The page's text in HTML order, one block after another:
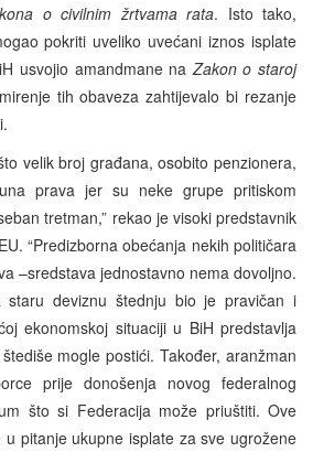
o civilnim žrtvama rata. Isto tako,
pokriti uveliko uvećani iznos isplate
usvojio amandmane na Zakon o staroj
tih obaveza zahtijevalo bi rezanje
velik broj građana, osobito penzionera,
prava jer su neke grupe pritiskom
tretman,” rekao je visoki predstavnik
“Predizborna obećanja nekih političara
–sredstava jednostavno nema dovoljno.
staru deviznu štednju bio je pravičan i
ekonomskoj situaciji u BiH predstavlja
mogle postići. Također, aranžman
prije donošenja novog federalnog
što si Federacija može priuštiti. Ove
u pitanje ukupne isplate za sve ugrožene